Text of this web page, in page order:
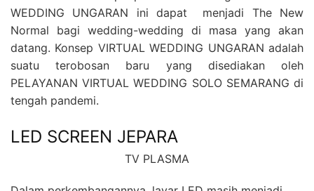
WEDDING UNGARAN ini dapat menjadi The New
Normal bagi wedding-wedding di masa yang akan
datang. Konsep VIRTUAL WEDDING UNGARAN adalah
suatu terobosan baru yang disediakan oleh
PELAYANAN VIRTUAL WEDDING SOLO SEMARANG di
tengah pandemi.
LED SCREEN JEPARA
TV PLASMA